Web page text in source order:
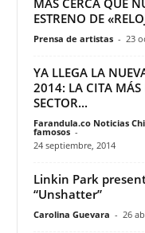
ESTRENO DE
Prensa de artistas - 23
YA LLEGA LA
2014: LA CITA MÁS
SECTOR...
Farandula.co Noticias
famosos -
24 septiembre, 2014
Linkin Park
“Unshatter”
Carolina Guevara - 26